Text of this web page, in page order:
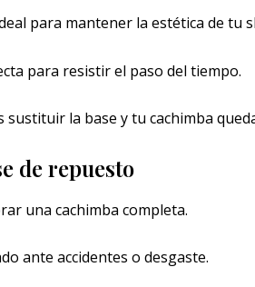
para mantener la estética de tu
para resistir el paso del tiempo.
sustituir la base y tu cachimba
de repuesto
una cachimba completa.
ante accidentes o desgaste.